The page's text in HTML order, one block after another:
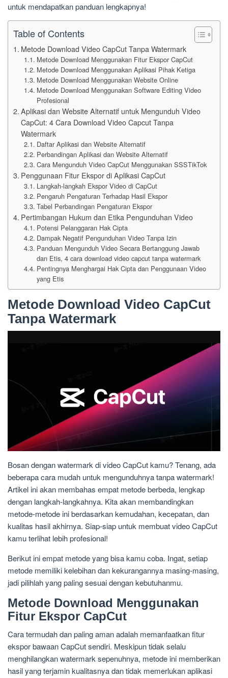
untuk mendapatkan panduan lengkapnya!
Table of Contents
Metode Download Video CapCut Tanpa Watermark
Metode Download Menggunakan Fitur Ekspor CapCut
Metode Download Menggunakan Aplikasi Pihak Ketiga
Metode Download Menggunakan Website Online
Metode Download Menggunakan Software Editing Video
Profesional
Aplikasi dan Website Alternatif untuk Mengunduh Video
CapCut: 4 Cara Download Video Capcut Tanpa
Watermark
Daftar Aplikasi dan Website Alternatif
Perbandingan Aplikasi dan Website Alternatif
Cara Mengunduh Video CapCut Menggunakan SSSTikTok
Penggunaan Fitur Ekspor di Aplikasi CapCut
Langkah-langkah Ekspor Video di CapCut
Pengaruh Pengaturan Terhadap Hasil Ekspor
Tabel Perbandingan Pengaturan Ekspor
Pertimbangan Hukum dan Etika Pengunduhan Video
Potensi Pelanggaran Hak Cipta
Dampak Negatif Pengunduhan Video Tanpa Izin
Panduan Mengunduh Video Secara Bertanggung Jawab
dan Etis, 4 cara download video capcut tanpa watermark
Pentingnya Menghargai Hak Cipta dan Penggunaan Video
yang Etis
Metode Download Video CapCut
Tanpa Watermark
Bosan dengan watermark di video CapCut kamu? Tenang, ada
beberapa cara mudah untuk mengunduhnya tanpa watermark!
Artikel ini akan membahas empat metode berbeda, lengkap
dengan langkah-langkahnya. Kita akan membandingkan
metode-metode ini berdasarkan kemudahan, kecepatan, dan
kualitas hasil akhirnya. Siap-siap untuk membuat video CapCut
kamu terlihat lebih profesional!
Berikut ini empat metode yang bisa kamu coba. Ingat, setiap
metode memiliki kelebihan dan kekurangannya masing-masing,
jadi pilihlah yang paling sesuai dengan kebutuhanmu.
Metode Download Menggunakan
Fitur Ekspor CapCut
Cara termudah dan paling aman adalah memanfaatkan fitur
ekspor bawaan CapCut sendiri. Meskipun tidak selalu
menghilangkan watermark sepenuhnya, metode ini memberikan
hasil yang terjamin kualitasnya dan tidak memerlukan aplikasi